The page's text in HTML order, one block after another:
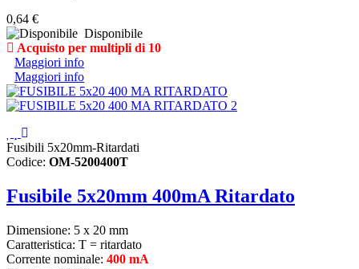
0,64 €
Disponibile
Acquisto per multipli di 10
Maggiori info
Maggiori info
Fusibili 5x20mm-Ritardati
Codice: OM-5200400T
Fusibile 5x20mm 400mA Ritardato
Dimensione: 5 x 20 mm
Caratteristica: T = ritardato
Corrente nominale: 400 mA